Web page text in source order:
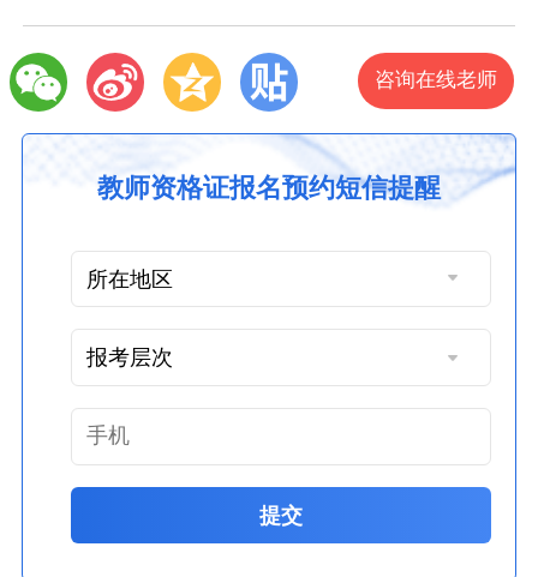
咨询在线老师
教师资格证报名预约短信提醒
提交